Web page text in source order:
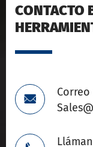
CONTACTO
